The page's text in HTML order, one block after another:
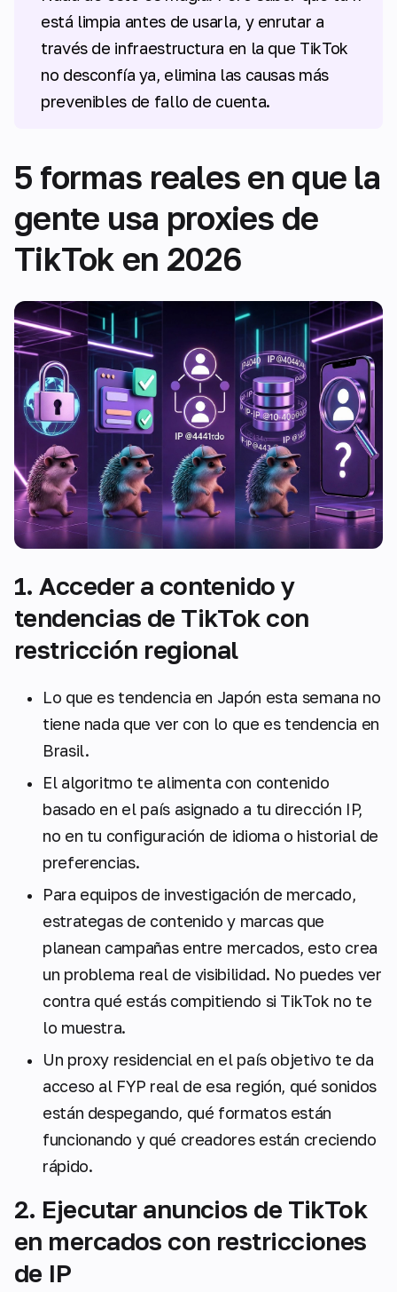
está limpia antes de usarla, y enrutar a
través de infraestructura en la que TikTok
no desconfía ya, elimina las causas más
prevenibles de fallo de cuenta.
5 formas reales en que la
gente usa proxies de
TikTok en 2026
1. Acceder a contenido y
tendencias de TikTok con
restricción regional
Lo que es tendencia en Japón esta semana no
tiene nada que ver con lo que es tendencia en
Brasil.
El algoritmo te alimenta con contenido
basado en el país asignado a tu dirección IP,
no en tu configuración de idioma o historial de
preferencias.
Para equipos de investigación de mercado,
estrategas de contenido y marcas que
planean campañas entre mercados, esto crea
un problema real de visibilidad. No puedes ver
contra qué estás compitiendo si TikTok no te
lo muestra.
Un proxy residencial en el país objetivo te da
acceso al FYP real de esa región, qué sonidos
están despegando, qué formatos están
funcionando y qué creadores están creciendo
rápido.
2. Ejecutar anuncios de TikTok
en mercados con restricciones
de IP